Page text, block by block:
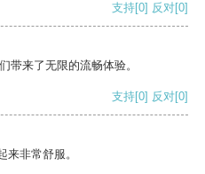
支持[0] 反对[0]
带来了无限的流畅体验。
支持[0] 反对[0]
非常舒服。